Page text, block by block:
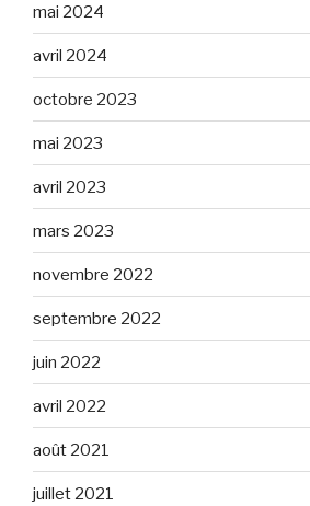
mai 2024
avril 2024
octobre 2023
mai 2023
avril 2023
mars 2023
novembre 2022
septembre 2022
juin 2022
avril 2022
août 2021
juillet 2021